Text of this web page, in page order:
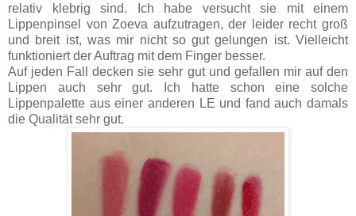
relativ klebrig sind. Ich habe versucht sie mit einem
Lippenpinsel von Zoeva aufzutragen, der leider recht groß
und breit ist, was mir nicht so gut gelungen ist. Vielleicht
funktioniert der Auftrag mit dem Finger besser.
Auf jeden Fall decken sie sehr gut und gefallen mir auf den
Lippen auch sehr gut. Ich hatte schon eine solche
Lippenpalette aus einer anderen LE und fand auch damals
die Qualität sehr gut.